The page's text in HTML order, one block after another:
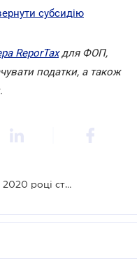
субсидію
ReporTaxдля ФОП,
податки, а також
Відправляти посилки по Україні в 2020 році стане дорожче